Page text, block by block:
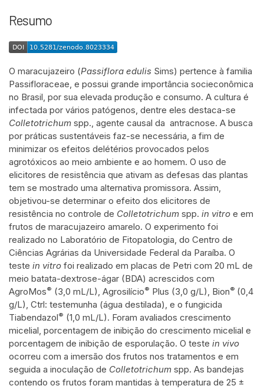
Other
See how this article has been
cited at
scite.ai
Scite shows how a scientific paper
has been cited by providing the
context of the citation, a
classification describing whether it
supports, mentions, or contrasts
the cited claim, and a label
indicating in which section the
citation was made.
Resumo
O maracujazeiro (Passiflora edulis Sims) pertence à familia
Passifloraceae, e possui grande importância socieconômica
no Brasil, por sua elevada produção e consumo. A cultura é
infectada por vários patógenos, dentre eles destaca-se
Colletotrichum spp., agente causal da antracnose. A busca
por práticas sustentáveis faz-se necessária, a fim de
minimizar os efeitos delétérios provocados pelos
agrotóxicos ao meio ambiente e ao homem. O uso de
elicitores de resistência que ativam as defesas das plantas
tem se mostrado uma alternativa promissora. Assim,
objetivou-se determinar o efeito dos elicitores de
resistência no controle de Colletotrichum spp. in vitro e em
frutos de maracujazeiro amarelo. O experimento foi
realizado no Laboratório de Fitopatologia, do Centro de
Ciências Agrárias da Universidade Federal da Paraíba. O
teste in vitro foi realizado em placas de Petri com 20 mL de
meio batata-dextrose-ágar (BDA) acrescidos com
AgroMos® (3,0 mL/L), Agrosilício® Plus (3,0 g/L), Bion® (0,4
g/L), Ctrl: testemunha (água destilada), e o fungicida
Tiabendazol® (1,0 mL/L). Foram avaliados crescimento
micelial, porcentagem de inibição do crescimento micelial e
porcentagem de inibição de esporulação. O teste in vivo
ocorreu com a imersão dos frutos nos tratamentos e em
seguida a inoculação de Colletotrichum spp. As bandejas
contendo os frutos foram mantidas à temperatura de 25 ±